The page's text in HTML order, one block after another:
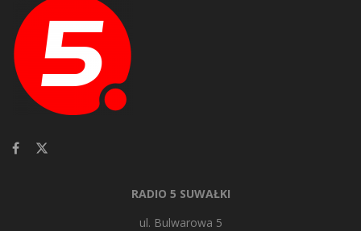
RADIO 5 SUWAŁKI
ul. Bulwarowa 5